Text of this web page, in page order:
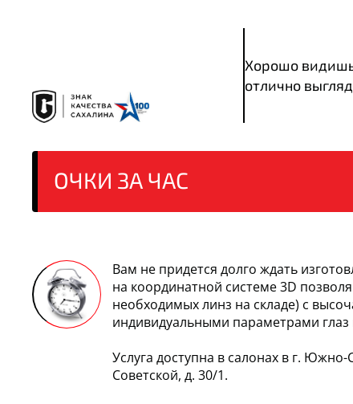
Хорошо
отлично
ОЧКИ ЗА ЧАС
Вам не придется долго ждать
на координатной системе 3D
необходимых линз на складе) с
индивидуальными параметрами глаз
Услуга доступна в салонах в г.
Советской, д. 30/1.